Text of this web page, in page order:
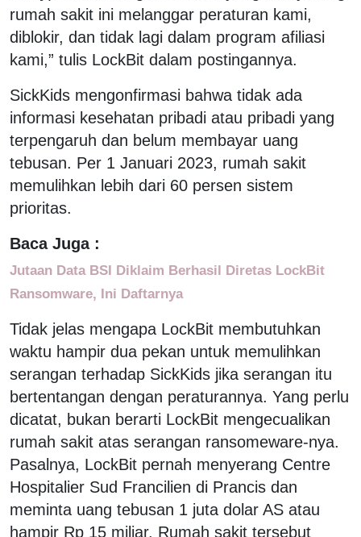
rumah sakit ini melanggar peraturan kami,
diblokir, dan tidak lagi dalam program afiliasi
kami,” tulis LockBit dalam postingannya.
SickKids mengonfirmasi bahwa tidak ada
informasi kesehatan pribadi atau pribadi yang
terpengaruh dan belum membayar uang
tebusan. Per 1 Januari 2023, rumah sakit
memulihkan lebih dari 60 persen sistem
prioritas.
Baca Juga :
Jutaan Data BSI Diklaim Berhasil Diretas LockBit
Ransomware, Ini Daftarnya
Tidak jelas mengapa LockBit membutuhkan
waktu hampir dua pekan untuk memulihkan
serangan terhadap SickKids jika serangan itu
bertentangan dengan peraturannya. Yang perlu
dicatat, bukan berarti LockBit mengecualikan
rumah sakit atas serangan ransomeware-nya.
Pasalnya, LockBit pernah menyerang Centre
Hospitalier Sud Francilien di Prancis dan
meminta uang tebusan 1 juta dolar AS atau
hampir Rp 15 miliar. Rumah sakit tersebut